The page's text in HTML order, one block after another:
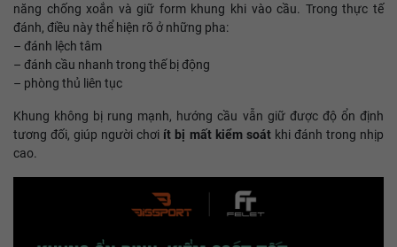
năng chống xoắn và giữ form khung khi vào cầu. Trong thực tế
đánh, điều này thể hiện rõ ở những pha:
– đánh lệch tâm
– đánh cầu nhanh trong thế bị động
– phòng thủ liên tục
Khung không bị rung mạnh, hướng cầu vẫn giữ được độ ổn định
tương đối, giúp người chơi ít bị mất kiểm soátkhi đánh trong nhịp
cao.